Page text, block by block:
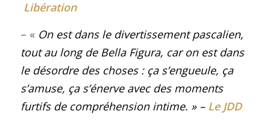
Libération
– « On est dans le divertissement pascalien,
tout au long de Bella Figura, car on est dans
le désordre des choses : ça s’engueule, ça
s’amuse, ça s’énerve avec des moments
furtifs de compréhension intime. » – Le JDD